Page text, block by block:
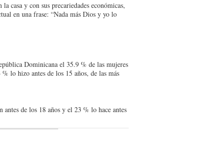
casa y con sus precariedades económicas,
en una frase: “Nada más Dios y yo lo
Dominicana el 35.9 % de las mujeres
lo hizo antes de los 15 años, de las más
de los 18 años y el 23 % lo hace antes